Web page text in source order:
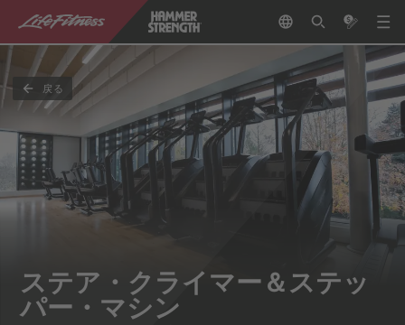
戻る
ステア・クライマー＆ステッ
パー・マシン